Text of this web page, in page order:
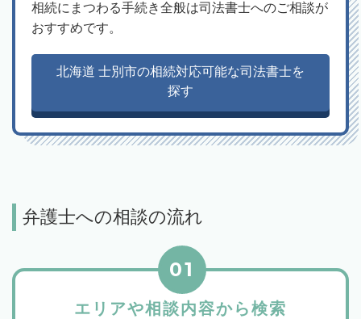
相続にまつわる手続き全般は司法書士へのご相談が
おすすめです。
北海道 士別市の相続対応可能な司法書士を
探す
弁護士への相談の流れ
エリアや相談内容から検索
01